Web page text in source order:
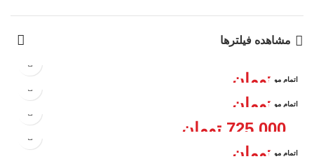
مشاهده فیلترها
اتمام مو
غذاهای آماده
0 تومان
اتمام مو
غذاهای آماده
0 تومان
725,000 تومان
اتمام مو
0 تومان